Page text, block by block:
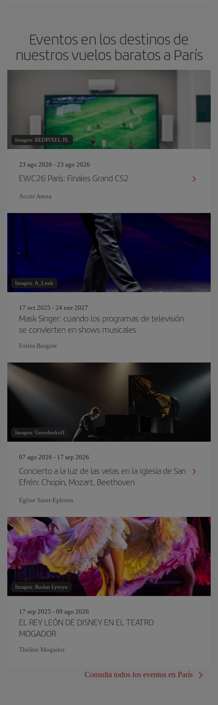
Eventos en los destinos de
nuestros vuelos baratos a París
Imagen: REDPIXEL.PL
23 ago 2026 - 23 ago 2026
EWC26 París: Finales Grand CS2
Accor Arena
Imagen: A_Lesik
17 oct 2025 - 24 ene 2027
Mask Singer: cuando los programas de televisión
se convierten en shows musicales
Folies Bergère
Imagen: Gorodenkoff
07 ago 2026 - 17 sep 2026
Concierto a la luz de las velas en la Iglesia de San
Efrén: Chopin, Mozart, Beethoven
Eglise Saint‐Ephrem
Imagen: Ruslan Lytvyn
17 sep 2025 - 09 ago 2026
EL REY LEÓN DE DISNEY EN EL TEATRO
MOGADOR
Théâtre Mogador
Consulta todos los eventos en París